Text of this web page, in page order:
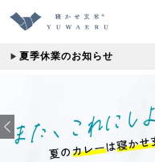
夏季休業のお知らせ